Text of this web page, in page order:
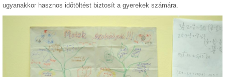
ugyanakkor hasznos időtöltést biztosít a gyerekek számára.